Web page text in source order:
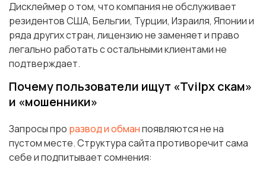
Дисклеймер о том, что компания не обслуживает
резидентов США, Бельгии, Турции, Израиля, Японии и
ряда других стран, лицензию не заменяет и право
легально работать с остальными клиентами не
подтверждает.
Почему пользователи ищут «Tvilpx скам»
и «мошенники»
Запросы про развод и обманпоявляются не на
пустом месте. Структура сайта противоречит сама
себе и подпитывает сомнения: